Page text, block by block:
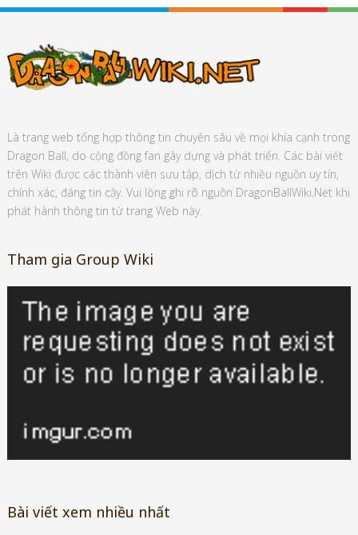
Là trang web tổng hợp thông tin chuyên sâu về mọi khía cạnh trong
Dragon Ball, do cộng đồng fan gây dựng và phát triển. Các bài viết
trên Wiki được các thành viên sưu tập, dịch từ nhiều nguồn uy tín,
chính xác, đáng tin cậy. Vui lòng ghi rõ nguồn DragonBallWiki.Net khi
phát hành thông tin từ trang Web này.
Tham gia Group Wiki
Bài viết xem nhiều nhất